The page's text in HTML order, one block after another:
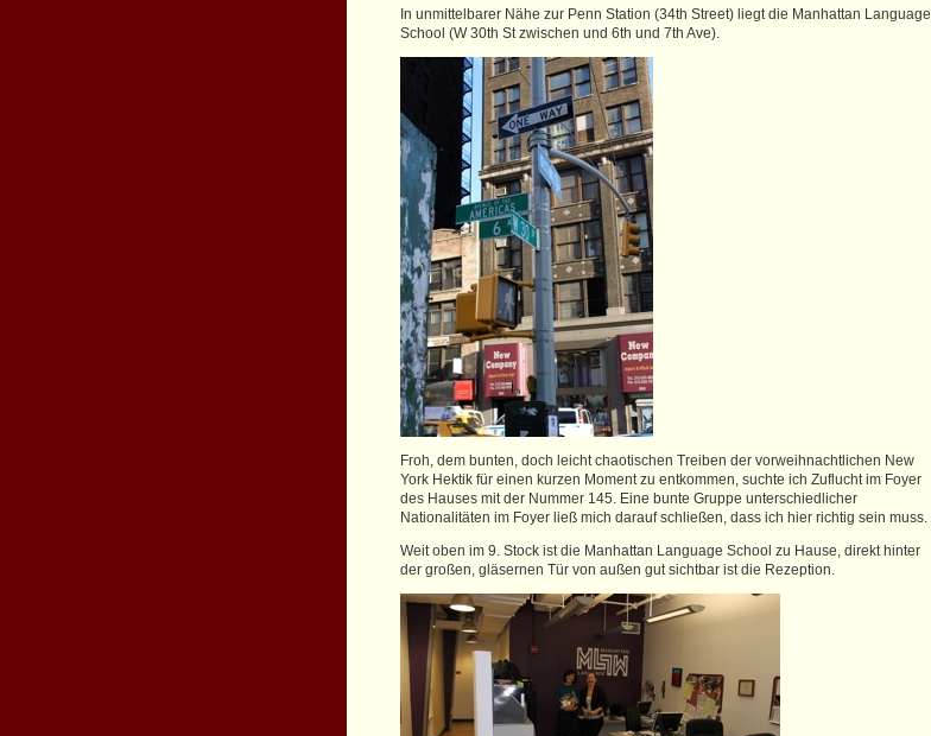
In unmittelbarer Nähe zur Penn Station (34th Street) liegt die Manhattan Language
School (W 30th St zwischen und 6th und 7th Ave).
Froh, dem bunten, doch leicht chaotischen Treiben der vorweihnachtlichen New
York Hektik für einen kurzen Moment zu entkommen, suchte ich Zuflucht im Foyer
des Hauses mit der Nummer 145. Eine bunte Gruppe unterschiedlicher
Nationalitäten im Foyer ließ mich darauf schließen, dass ich hier richtig sein muss.
Weit oben im 9. Stock ist die Manhattan Language School zu Hause, direkt hinter
der großen, gläsernen Tür von außen gut sichtbar ist die Rezeption.